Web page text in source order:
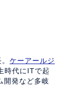
ケーアールジ
時代にITで起
開発など多岐